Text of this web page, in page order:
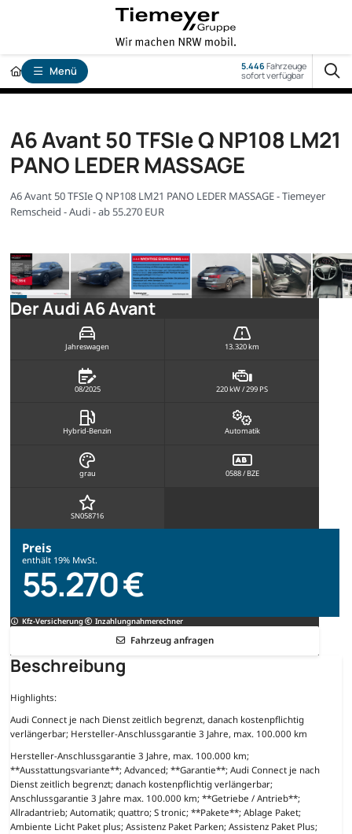
Menü 5.446Fahrzeuge
sofort verfügbar
A6 Avant 50 TFSIe Q NP108 LM21
PANO LEDER MASSAGE
A6 Avant 50 TFSIe Q NP108 LM21 PANO LEDER MASSAGE - Tiemeyer
Remscheid - Audi - ab 55.270 EUR
Der Audi A6 Avant
Jahreswagen 13.320 km
08/2025 220 kW / 299 PS
Hybrid-Benzin Automatik
grau 0588 / BZE
SN058716
Preis
enthält 19% MwSt.
55.270 €
Kfz-Versicherung Inzahlungnahmerechner
Fahrzeug anfragen
Beschreibung
Highlights:
Audi Connect je nach Dienst zeitlich begrenzt, danach kostenpflichtig
verlängerbar; Hersteller-Anschlussgarantie 3 Jahre, max. 100.000 km
Hersteller-Anschlussgarantie 3 Jahre, max. 100.000 km;
**Ausstattungsvariante**; Advanced; **Garantie**; Audi Connect je nach
Dienst zeitlich begrenzt; danach kostenpflichtig verlängerbar;
Anschlussgarantie 3 Jahre max. 100.000 km; **Getriebe / Antrieb**;
Allradantrieb; Automatik; quattro; S tronic; **Pakete**; Ablage Paket;
Ambiente Licht Paket plus; Assistenz Paket Parken; Assistenz Paket Plus;